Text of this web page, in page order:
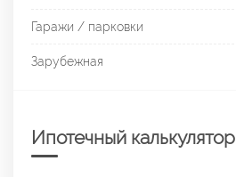
Гаражи / парковки
Зарубежная
Ипотечный калькулятор